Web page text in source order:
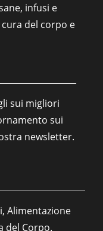
infusi e
del corpo e
sui migliori
sui
newsletter.
Alimentazione
del Corpo.